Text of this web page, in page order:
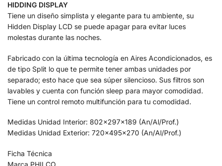
HIDDING DISPLAY
Tiene un diseño simplista y elegante para tu ambiente, su
Hidden Display LCD se puede apagar para evitar luces
molestas durante las noches.
Fabricado con la última tecnología en Aires Acondicionados, es
de tipo Split lo que te permite tener ambas unidades por
separado; esto hace que sea súper silencioso. Sus filtros son
lavables y cuenta con función sleep para mayor comodidad.
Tiene un control remoto multifunción para tu comodidad.
Medidas Unidad Interior: 802x297x189 (An/Al/Prof.)
Medidas Unidad Exterior: 720x495x270 (An/Al/Prof.)
Ficha Técnica
Marca PHILCO